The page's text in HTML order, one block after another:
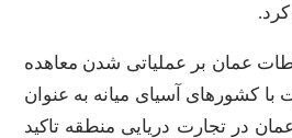
عمان بر عملیاتی شدن معاهده
کشورهای آسیای میانه به عنوان
در تجارت دریایی منطقه تاکید